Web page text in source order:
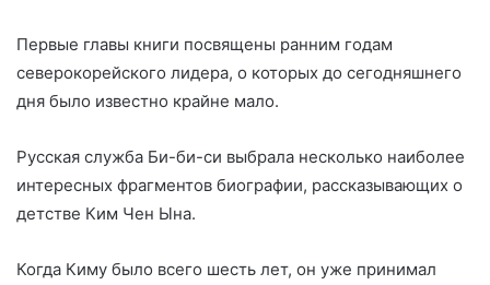
Первые главы книги посвящены ранним годам
северокорейского лидера, о которых до сегодняшнего
дня было известно крайне мало.
Русская служба Би-би-си выбрала несколько наиболее
интересных фрагментов биографии, рассказывающих о
детстве Ким Чен Ына.
Когда Киму было всего шесть лет, он уже принимал